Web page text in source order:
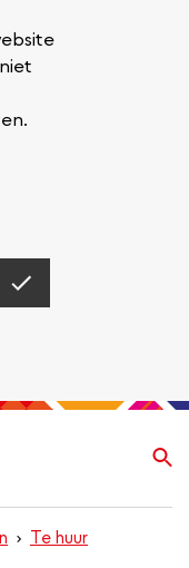
Te huur